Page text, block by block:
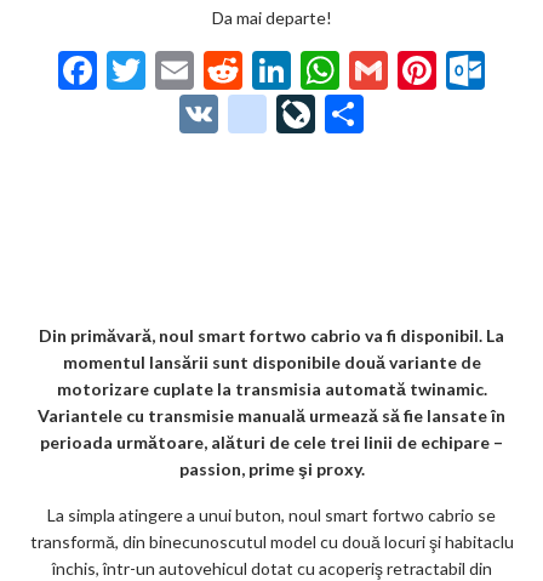
Da mai departe!
F T
w
itt
E
m
ai
R
e
d
Li
n
ke
W
h
at
G Pi
g
o
o
k
m
ar
ks
Li
Din primăvară, noul smart fortwo cabrio va fi disponibil. La
momentul lansării sunt disponibile două variante de
motorizare cuplate la transmisia automată twinamic.
Variantele cu transmisie manuală urmează să fie lansate în
perioada următoare, alături de cele trei linii de echipare –
passion, prime şi proxy.
La simpla atingere a unui buton, noul smart fortwo cabrio se
transformă, din binecunoscutul model cu două locuri şi habitaclu
închis, într-un autovehicul dotat cu acoperiş retractabil din